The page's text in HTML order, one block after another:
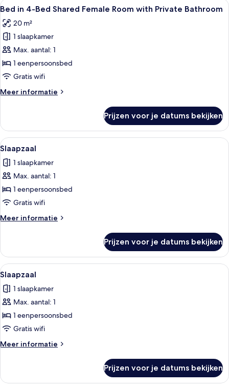
bathroom
laden
4-
shared
room
with
private
bathroom
Alle
foto's
voor
Bed
in
4-
Bed
Female
Private
Bathroom
laden
Een smalle gang met vier
4
Bed in 4-Bed Shared Female Room with Private Bathroom
20 m²
1 slaapkamer
Max. aantal: 1
1 eenpersoonsbed
Gratis wifi
Meer informatie
Meer
in
4-
Bed
Shared
Female
Room
Private
Bathroom
Prijzen voor je datums bekijken
Alle
foto's
voor
Slaapzaal
laden
Een treinwagon met slaapplaatsen,
6
Slaapzaal
1 slaapkamer
Max. aantal: 1
1 eenpersoonsbed
Gratis wifi
Meer informatie
Meer
Prijzen voor je datums bekijken
Alle
foto's
voor
Slaapzaal
laden
Een gang met stapelbedden, elk
7
Slaapzaal
1 slaapkamer
Max. aantal: 1
1 eenpersoonsbed
Gratis wifi
Meer informatie
Meer
Prijzen voor je datums bekijken